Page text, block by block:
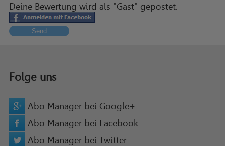
Deine Bewertung wird als "Gast" gepostet.
Send
Folge uns
Abo Manager bei Google+
Abo Manager bei Facebook
Abo Manager bei Twitter